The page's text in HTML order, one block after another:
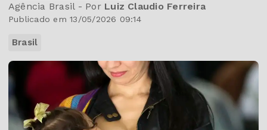
Agência Brasil - Por Luiz Claudio Ferreira
Publicado em 13/05/2026 09:14
Brasil